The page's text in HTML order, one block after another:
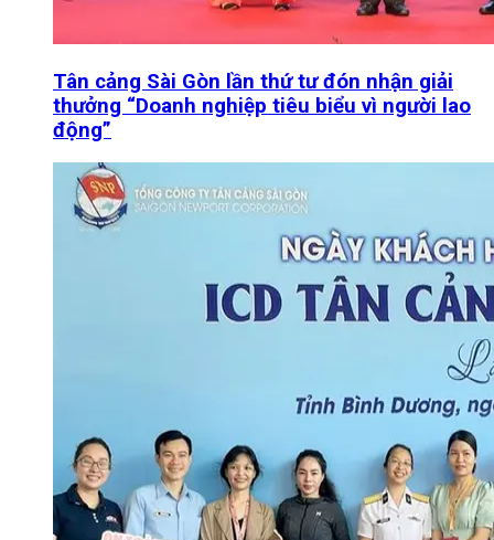
Tân cảng Sài Gòn lần thứ tư đón nhận giải
thưởng “Doanh nghiệp tiêu biểu vì người lao
động”